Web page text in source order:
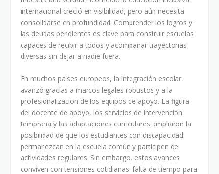
internacional creció en visibilidad, pero aún necesita
consolidarse en profundidad. Comprender los logros y
las deudas pendientes es clave para construir escuelas
capaces de recibir a todos y acompañar trayectorias
diversas sin dejar a nadie fuera.
En muchos países europeos, la integración escolar
avanzó gracias a marcos legales robustos y a la
profesionalización de los equipos de apoyo. La figura
del docente de apoyo, los servicios de intervención
temprana y las adaptaciones curriculares ampliaron la
posibilidad de que los estudiantes con discapacidad
permanezcan en la escuela común y participen de
actividades regulares. Sin embargo, estos avances
conviven con tensiones cotidianas: falta de tiempo para